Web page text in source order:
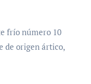
de origen ártico,